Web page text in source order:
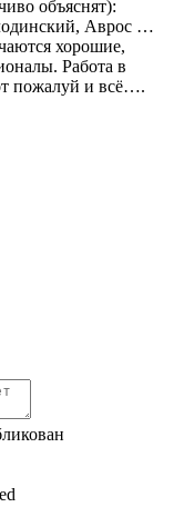
объяснят):
Аврос …
хорошие,
Работа в
пожалуй и всё….